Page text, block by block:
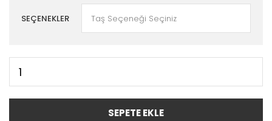
SEÇENEKLER
SEPETE EKLE